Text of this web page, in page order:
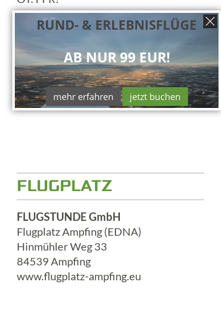
FLUGPLATZ
FLUGSTUNDE GmbH
Flugplatz Ampfing (EDNA)
Hinmühler Weg 33
84539 Ampfing
www.flugplatz-ampfing.eu
RUND- & ERLEBNISFLÜGE
AB NUR 99 EUR!
mehr erfahren jetzt buchen